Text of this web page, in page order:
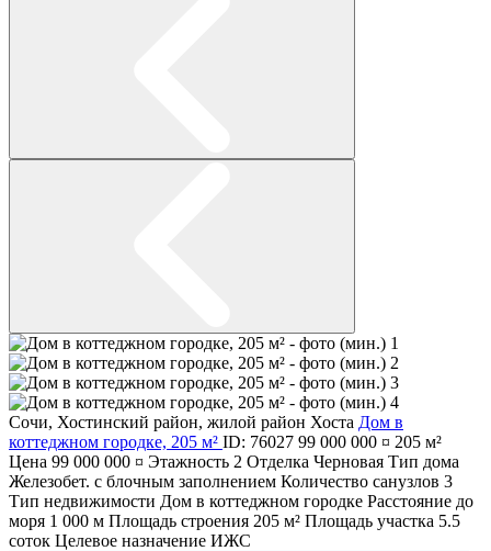
Сочи, Хостинский район, жилой район Хоста Дом в
коттеджном городке, 205 м² ID: 76027 99 000 000 ¤ 205 м²
Цена 99 000 000 ¤ Этажность 2 Отделка Черновая Тип дома
Железобет. с блочным заполнением Количество санузлов 3
Тип недвижимости Дом в коттеджном городке Расстояние до
моря 1 000 м Площадь строения 205 м² Площадь участка 5.5
соток Целевое назначение ИЖС